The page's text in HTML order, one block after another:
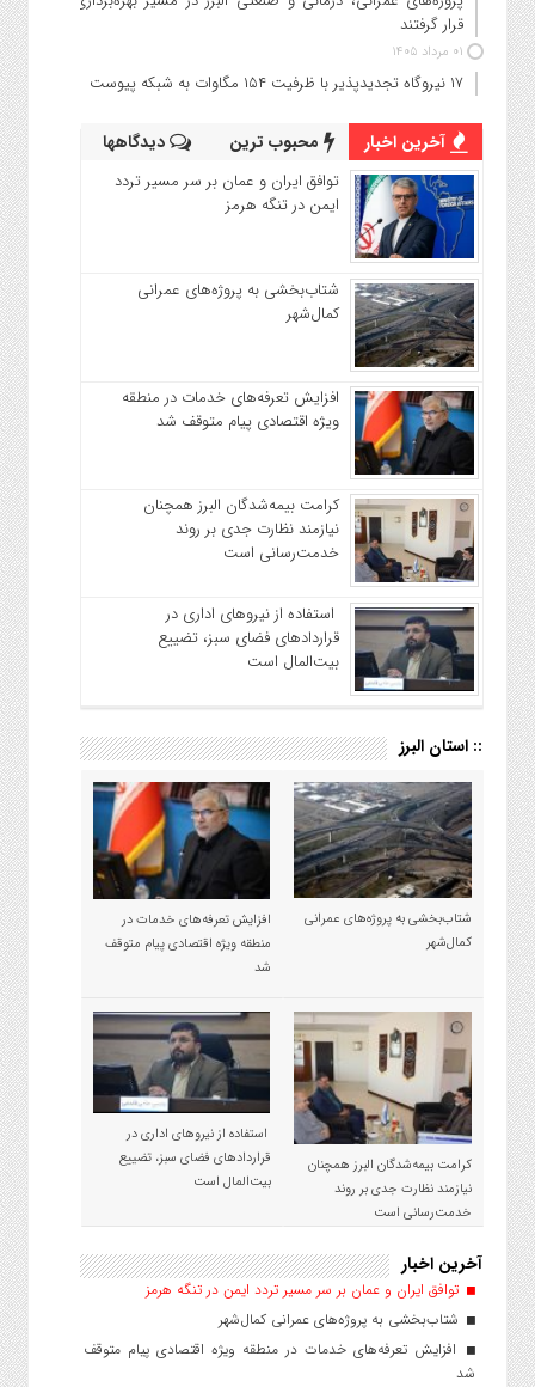
قرار گرفتند
۰۱ مرداد ۱۴۰۵
۱۷ نیروگاه تجدیدپذیر با ظرفیت ۱۵۴ مگاوات به شبکه پیوست
آخرین اخبار محبوب ترین دیدگاهها
توافق ایران و عمان بر سر مسیر تردد
ایمن در تنگه هرمز
شتاب‌بخشی به پروژه‌های عمرانی
کمال‌شهر
افزایش تعرفه‌های خدمات در منطقه
ویژه اقتصادی پیام متوقف شد
کرامت بیمه‌شدگان البرز همچنان
نیازمند نظارت جدی بر روند
خدمت‌رسانی است
استفاده از نیروهای اداری در
قراردادهای فضای سبز، تضییع
بیت‌المال است
:: استان البرز
شتاب‌بخشی به پروژه‌های عمرانی
کمال‌شهر
افزایش تعرفه‌های خدمات در
منطقه ویژه اقتصادی پیام متوقف
شد
کرامت بیمه‌شدگان البرز همچنان
نیازمند نظارت جدی بر روند
خدمت‌رسانی است
استفاده از نیروهای اداری در
قراردادهای فضای سبز، تضییع
بیت‌المال است
آخرین اخبار
توافق ایران و عمان بر سر مسیر تردد ایمن در تنگه هرمز
شتاب‌بخشی به پروژه‌های عمرانی کمال‌شهر
افزایش تعرفه‌های خدمات در منطقه ویژه اقتصادی پیام متوقف
شد